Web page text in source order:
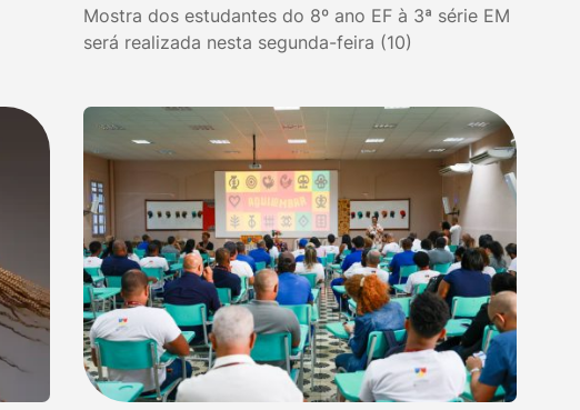
Mostra dos estudantes do 8º ano EF à 3ª série EM
será realizada nesta segunda-feira (10)